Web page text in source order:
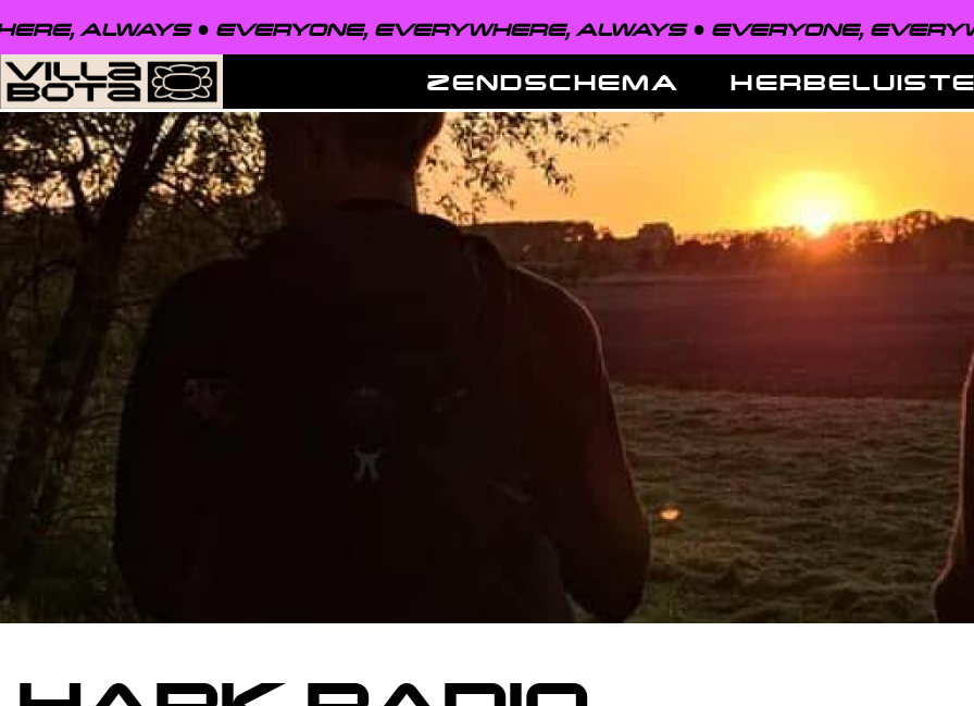
● EVERYONE, EVERYWHERE, ALWAYS ● EVERYONE,
ZENDSCHEMA